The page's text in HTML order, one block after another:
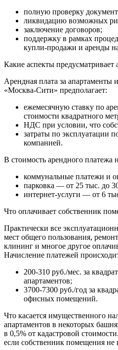
полную проверку
ликвидацию возможных
заключение договоров;
поддержку в рамках
купли-продажи и аренды
Какие аспекты предусматривает
Арендная плата за апартаменты
«Москва-Сити» предполагает:
ежемесячную ставку по
стоимости квадратного
НДС при условии, что
затраты по эксплуатации
компанией.
В стоимость арендного платежа
коммунальные платежи и
парковка — от 25 тыс. до
интернет-услуги — от 6
Что оплачивает собственник
Практически все
мест общего пользования,
клининг и многое другое
Начисление платежей
200-310 руб./мес. за
апартаментов;
3700-7300 руб./год за
офисных помещений.
Что касается имущественного
апартаментов в некоторых
в 0,5% от кадастровой
если собственник помещения не